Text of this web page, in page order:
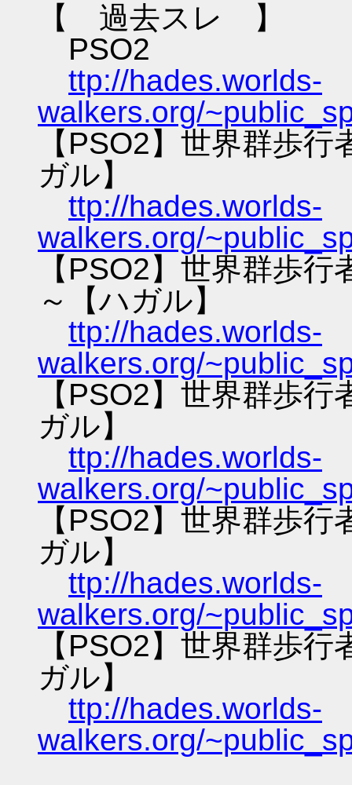
【 過去スレ 】
PSO2
ttp://hades.worlds-
walkers.org/
【PSO2】世界群歩
ガル】
ttp://hades.worlds-
walkers.org/
【PSO2】世界群歩
～【ハガル】
ttp://hades.worlds-
walkers.org/
【PSO2】世界群歩
ガル】
ttp://hades.worlds-
walkers.org/
【PSO2】世界群歩
ガル】
ttp://hades.worlds-
walkers.org/
【PSO2】世界群歩
ガル】
ttp://hades.worlds-
walkers.org/